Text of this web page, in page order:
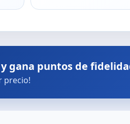
y gana puntos de
precio!